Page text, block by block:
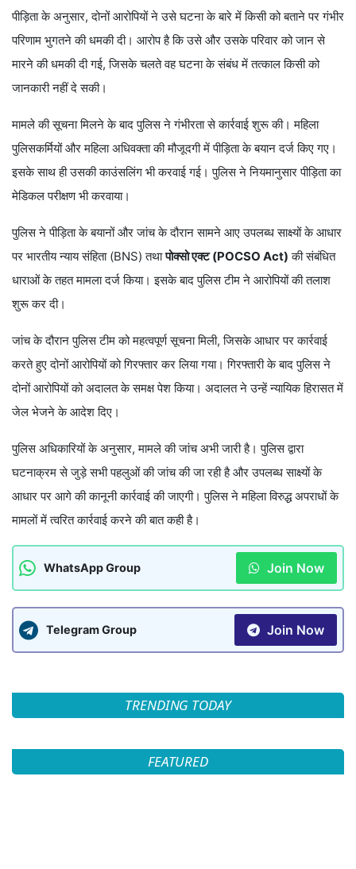
पीड़िता के अनुसार, दोनों आरोपियों ने उसे घटना के बारे में किसी को बताने पर गंभीर
परिणाम भुगतने की धमकी दी। आरोप है कि उसे और उसके परिवार को जान से
मारने की धमकी दी गई, जिसके चलते वह घटना के संबंध में तत्काल किसी को
जानकारी नहीं दे सकी।
मामले की सूचना मिलने के बाद पुलिस ने गंभीरता से कार्रवाई शुरू की। महिला
पुलिसकर्मियों और महिला अधिवक्ता की मौजूदगी में पीड़िता के बयान दर्ज किए गए।
इसके साथ ही उसकी काउंसलिंग भी करवाई गई। पुलिस ने नियमानुसार पीड़िता का
मेडिकल परीक्षण भी करवाया।
पुलिस ने पीड़िता के बयानों और जांच के दौरान सामने आए उपलब्ध साक्ष्यों के आधार
पर भारतीय न्याय संहिता (BNS) तथापोक्सो एक्ट (POCSO Act) की संबंधित
धाराओं के तहत मामला दर्ज किया। इसके बाद पुलिस टीम ने आरोपियों की तलाश
शुरू कर दी।
जांच के दौरान पुलिस टीम को महत्वपूर्ण सूचना मिली, जिसके आधार पर कार्रवाई
करते हुए दोनों आरोपियों को गिरफ्तार कर लिया गया। गिरफ्तारी के बाद पुलिस ने
दोनों आरोपियों को अदालत के समक्ष पेश किया। अदालत ने उन्हें न्यायिक हिरासत में
जेल भेजने के आदेश दिए।
पुलिस अधिकारियों के अनुसार, मामले की जांच अभी जारी है। पुलिस द्वारा
घटनाक्रम से जुड़े सभी पहलुओं की जांच की जा रही है और उपलब्ध साक्ष्यों के
आधार पर आगे की कानूनी कार्रवाई की जाएगी। पुलिस ने महिला विरुद्ध अपराधों के
मामलों में त्वरित कार्रवाई करने की बात कही है।
WhatsApp Group Join Now
Telegram Group Join Now
TRENDING TODAY
FEATURED